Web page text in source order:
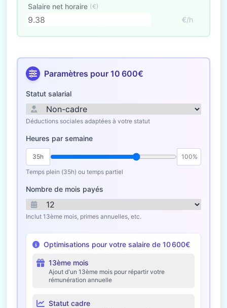
Salaire net horaire (€)
€/h
Paramètres pour 10 600€
Statut salarial
Déductions sociales adaptées à votre statut
Heures par semaine
35h
100%
Temps plein (35h) ou temps partiel
Nombre de mois payés
Inclut 13ème mois, primes annuelles, etc.
Optimisations pour votre salaire de 10 600€
13ème mois
Ajout d'un 13ème mois pour répartir votre
rémunération annuelle
Statut cadre